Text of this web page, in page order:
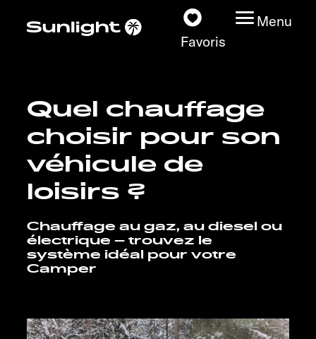
Favoris
Menu
Nos modèles
Configurateur
Recherchez votre
Nos concessionnaires
Service
Quel chauffage
choisir pour son
véhicule de
loisirs ?
Chauffage au gaz, au diesel ou
électrique – trouvez le
système idéal pour votre
Camper